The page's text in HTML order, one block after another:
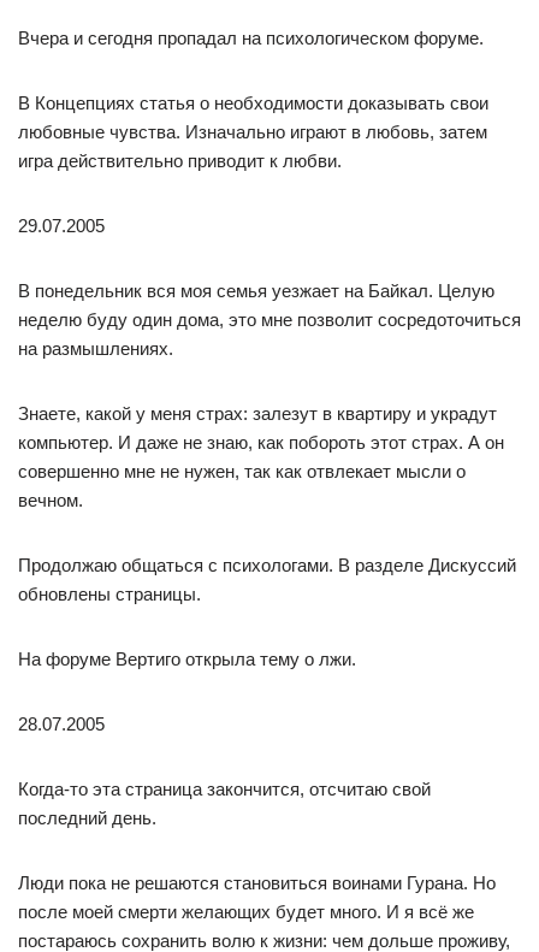
Вчера и сегодня пропадал на психологическом форуме.
В Концепциях статья о необходимости доказывать свои
любовные чувства. Изначально играют в любовь, затем
игра действительно приводит к любви.
29.07.2005
В понедельник вся моя семья уезжает на Байкал. Целую
неделю буду один дома, это мне позволит сосредоточиться
на размышлениях.
Знаете, какой у меня страх: залезут в квартиру и украдут
компьютер. И даже не знаю, как побороть этот страх. А он
совершенно мне не нужен, так как отвлекает мысли о
вечном.
Продолжаю общаться с психологами. В разделе Дискуссий
обновлены страницы.
На форуме Вертиго открыла тему о лжи.
28.07.2005
Когда-то эта страница закончится, отсчитаю свой
последний день.
Люди пока не решаются становиться воинами Гурана. Но
после моей смерти желающих будет много. И я всё же
постараюсь сохранить волю к жизни: чем дольше проживу,